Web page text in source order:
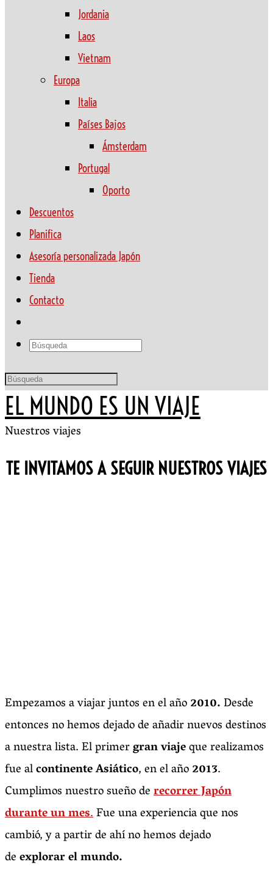
Jordania
Laos
Vietnam
Europa
Italia
Países Bajos
Ámsterdam
Portugal
Oporto
Descuentos
Planifica
Asesoría personalizada Japón
Tienda
Contacto
EL MUNDO ES UN VIAJE
Nuestros viajes
TE INVITAMOS A SEGUIR NUESTROS VIAJES
Empezamos a viajar juntos en el año2010.Desde
entonces no hemos dejado de añadir nuevos destinos
a nuestra lista. El primergran viajeque realizamos
fue alcontinente Asiático, en el año2013.
Cumplimos nuestro sueño derecorrer Japón
durante un mes.Fue una experiencia que nos
cambió, y a partir de ahí no hemos dejado
deexplorar el mundo.